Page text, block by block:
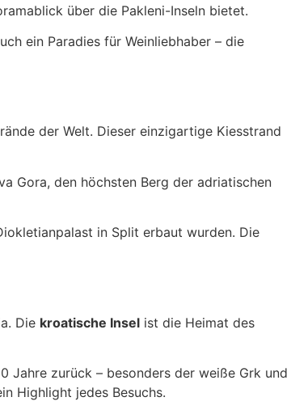
über die Pakleni-Inseln bietet.
ein Paradies für Weinliebhaber – die
der Welt. Dieser einzigartige Kiesstrand
Gora, den höchsten Berg der adriatischen
in Split erbaut wurden. Die
Die kroatische Insel ist die Heimat des
Jahre zurück – besonders der weiße Grk und
Highlight jedes Besuchs.